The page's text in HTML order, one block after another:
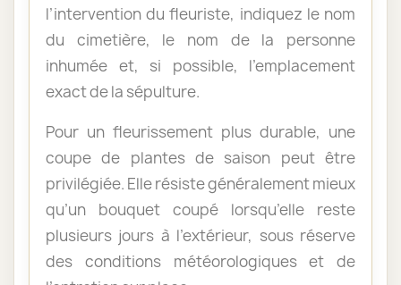
l’intervention du fleuriste, indiquez le nom
du cimetière, le nom de la personne
inhumée et, si possible, l’emplacement
exact de la sépulture.
Pour un fleurissement plus durable, une
coupe de plantes de saison peut être
privilégiée. Elle résiste généralement mieux
qu’un bouquet coupé lorsqu’elle reste
plusieurs jours à l’extérieur, sous réserve
des conditions météorologiques et de